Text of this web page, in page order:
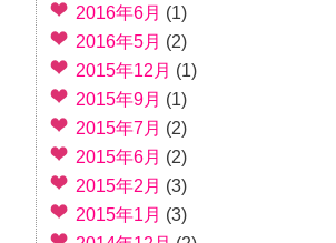
2016年6月 (1)
2016年5月 (2)
2015年12月 (1)
2015年9月 (1)
2015年7月 (2)
2015年6月 (2)
2015年2月 (3)
2015年1月 (3)